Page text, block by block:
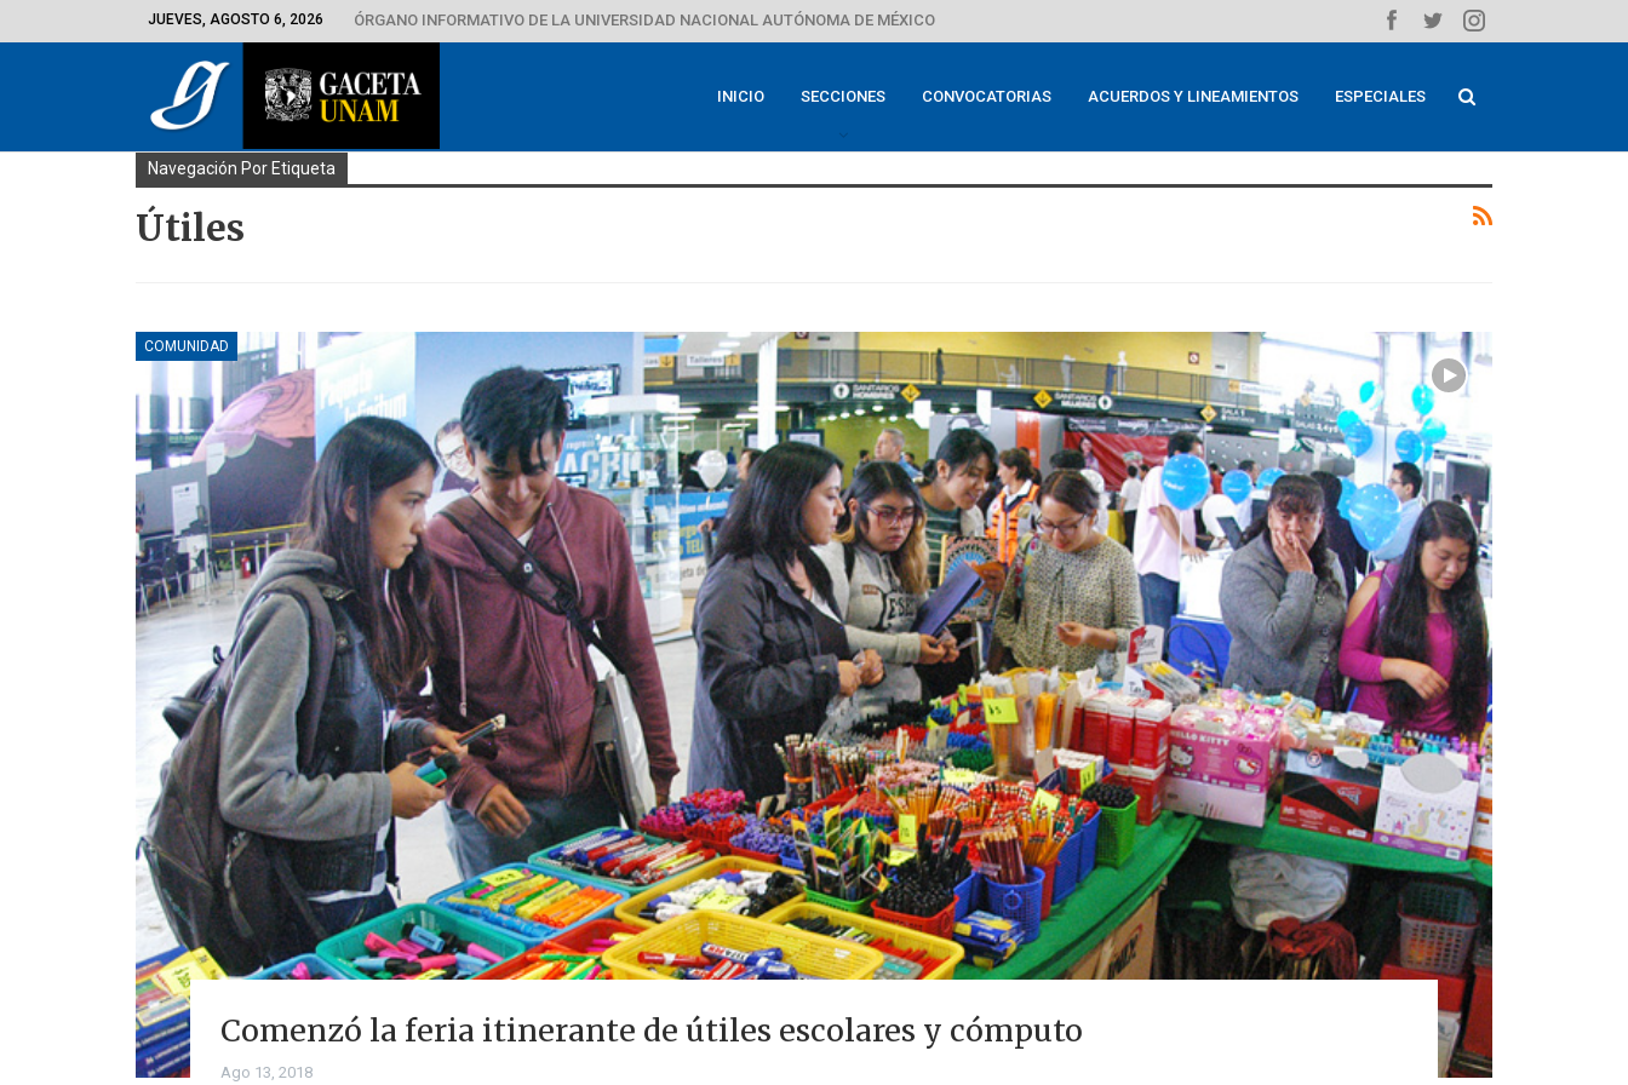
JUEVES, AGOSTO 6, 2026 ÓRGANO INFORMATIVO DE LA UNIVERSIDAD NACIONAL AUTÓNOMA DE MÉXICO
INICIO SECCIONES CONVOCATORIAS ACUERDOS Y LINEAMIENTOS ESPECIALES
Navegación Por Etiqueta
Útiles
COMUNIDAD
Comenzó la feria itinerante de útiles escolares y cómputo
Ago 13, 2018